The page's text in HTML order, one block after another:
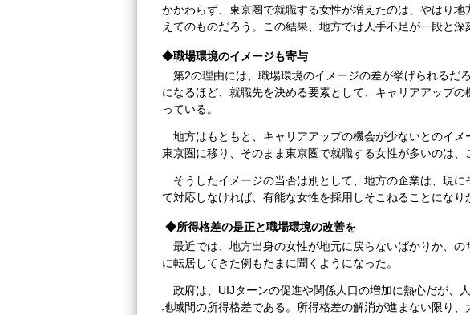
かかわらず、東京圏で就職する女性が増えたのは、やはり地
えてのものだろう。この結果、地方では人手不足が一段と深
◆職場環境のイメージも寄与
第2の理由には、職場環境のイメージの差が挙げられるだ
になるほど、就職先を決める要素として、キャリアアップ
っている。
地方はもともと、キャリアアップの機会が少ないとのイ
東京圏に移り、そのまま東京圏で就職する女性が多いのは、
そうしたイメージの当否は別として、地方の企業は、現
て対応しなければ、有能な女性を採用しそこねることになり
◆所得格差の是正と職場環境の改善を
最近では、地方出身の女性が地元に戻らないばかりか、
に転居してきた例もたまに聞くようになった。
政府は、UIJターンの促進や関係人口の増加に熱心だが、
地域間の所得格差である。所得格差の解消が進まない限り